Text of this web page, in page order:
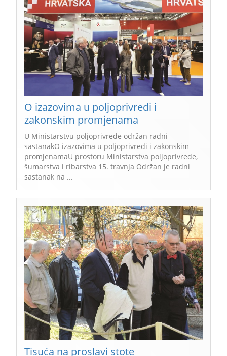
O izazovima u poljoprivredi i
zakonskim promjenama
U Ministarstvu poljoprivrede održan radni
sastanakO izazovima u poljoprivredi i zakonskim
promjenamaU prostoru Ministarstva poljoprivrede,
šumarstva i ribarstva 15. travnja Održan je radni
sastanak na ...
Tisuća na proslavi stote